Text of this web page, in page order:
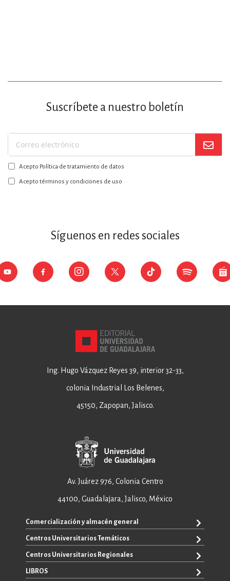
Suscríbete a nuestro boletín
Suscríbase
a
nuestro
boletín:
Acepto Política de tratamiento de datos
Acepto términos y condiciones de uso
Síguenos en redes sociales
Ing. Hugo Vázquez Reyes 39, interior 32-33,
colonia Industrial Los Belenes,
45150, Zapopan, Jalisco.
Av. Juárez 976, Colonia Centro
44100, Guadalajara, Jalisco, México
Comercialización y almacén general
+52 33 3640 6326
+52 33 3640 4595
ventas@editorial.udg.mx
Centros Universitarios Temáticos
CUAAD
CUCEA
Centros Universitarios Regionales
CUALTOS
LIBROS